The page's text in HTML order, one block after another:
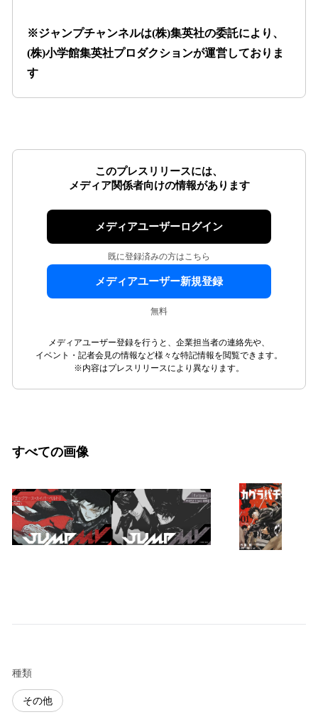
※ジャンプチャンネルは(株)集英社の委託により、
(株)小学館集英社プロダクションが運営しておりま
す
このプレスリリースには、
メディア関係者向けの情報があります
メディアユーザーログイン
既に登録済みの方はこちら
メディアユーザー新規登録
無料
メディアユーザー登録を行うと、企業担当者の連絡先や、
イベント・記者会見の情報など様々な特記情報を閲覧できます。
※内容はプレスリリースにより異なります。
すべての画像
種類
その他